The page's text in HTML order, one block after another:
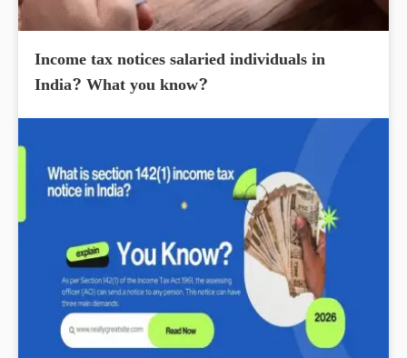
Income tax notices salaried individuals in
India? What you know?